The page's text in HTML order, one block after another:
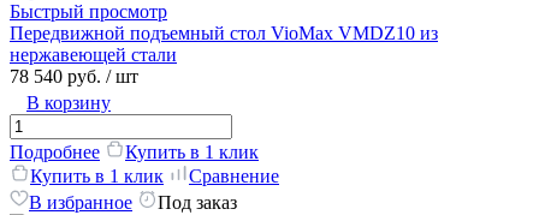
Быстрый просмотр
Передвижной подъемный стол VioMax VMDZ10 из
нержавеющей стали
78 540 руб. / шт
В корзину
Подробнее
Купить в 1 клик
Купить в 1 клик
Сравнение
В избранное
Под заказ